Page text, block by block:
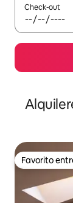
Check-out
Favorito
Favorito